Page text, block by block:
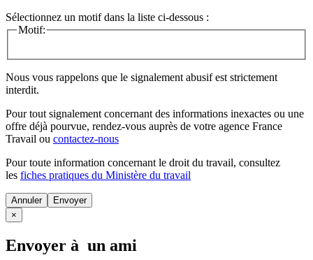
Sélectionnez un motif dans la liste ci-dessous :
Motif:
Nous vous rappelons que le signalement abusif est strictement
interdit.
Pour tout signalement concernant des informations inexactes ou une
offre déjà pourvue, rendez-vous auprès de votre agence France
Travail ou contactez-nous
Pour toute information concernant le droit du travail, consultez
les fiches pratiques du Ministère du travail
Annuler
×
Envoyer à un ami